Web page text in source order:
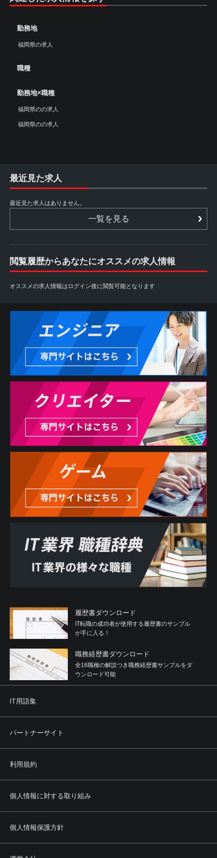
勤務地
福岡県の求人
職種
勤務地×職種
福岡県のの求人
福岡県のの求人
最近見た求人
最近見た求人はありません。
一覧を見る
閲覧履歴からあなたにオススメの求人情報
オススメの求人情報はログイン後に閲覧可能となります
履歴書ダウンロード
IT転職の成功者が使用する履歴書のサンプル
が手に入る！
職務経歴書ダウンロード
全16職種の解説つき職務経歴書サンプルをダ
ウンロード可能
IT用語集
パートナーサイト
利用規約
個人情報に対する取り組み
個人情報保護方針